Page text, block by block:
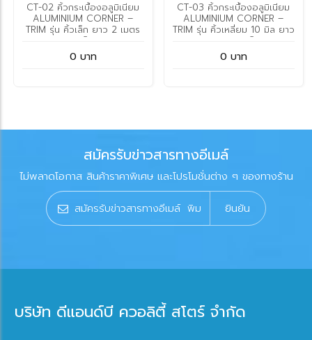
CT-02 คิ้วกระเบื้องอลูมิเนียม
ALUMINIUM CORNER –
TRIM รุ่น คิ้วเล็ก ยาว 2 เมตร
ตราท็อป
0 บาท
CT-03 คิ้วกระเบื้องอลูมิเนียม
ALUMINIUM CORNER –
TRIM รุ่น คิ้วเหลี่ยม 10 มิล ยาว
2 เมตร ตราท็อป
0 บาท
สมัครรับข่าวสารทางอีเมล์
ไม่พลาดโอกาส สินค้าราคาพิเศษ และโปรโมชั่นต่าง ๆ ของทางร้าน
ยินยัน
บริษัท ดีแอนด์บี ควอลิตี้ สโตร์ จำกัด